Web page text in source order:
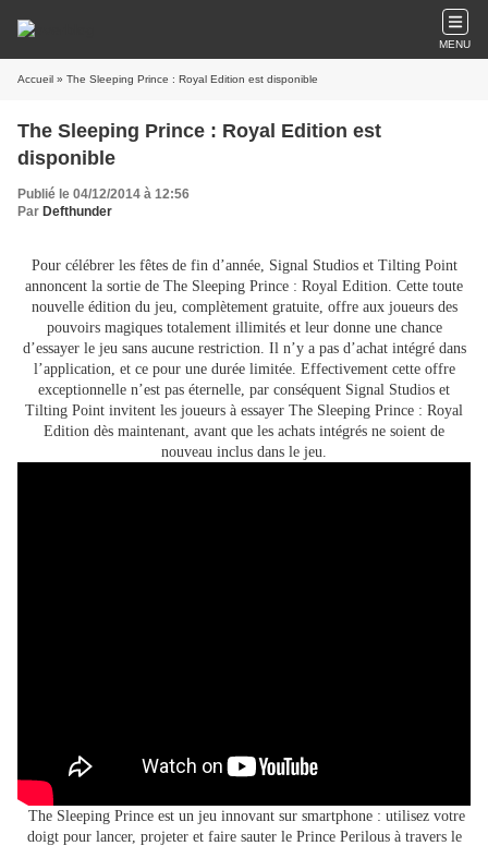
MENU
Accueil » The Sleeping Prince : Royal Edition est disponible
The Sleeping Prince : Royal Edition est
disponible
Publié le 04/12/2014 à 12:56
Par Defthunder
Pour célébrer les fêtes de fin d’année, Signal Studios et Tilting Point
annoncent la sortie de The Sleeping Prince : Royal Edition. Cette toute
nouvelle édition du jeu, complètement gratuite, offre aux joueurs des
pouvoirs magiques totalement illimités et leur donne une chance
d’essayer le jeu sans aucune restriction. Il n’y a pas d’achat intégré dans
l’application, et ce pour une durée limitée. Effectivement cette offre
exceptionnelle n’est pas éternelle, par conséquent Signal Studios et
Tilting Point invitent les joueurs à essayer The Sleeping Prince : Royal
Edition dès maintenant, avant que les achats intégrés ne soient de
nouveau inclus dans le jeu.
The Sleeping Prince est un jeu innovant sur smartphone : utilisez votre
doigt pour lancer, projeter et faire sauter le Prince Perilous à travers le